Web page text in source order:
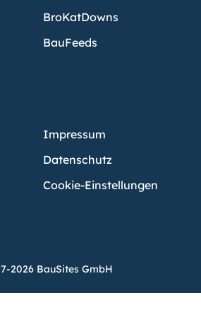
BroKatDowns
BauFeeds
Impressum
Datenschutz
Cookie-Einstellungen
2026 BauSites GmbH